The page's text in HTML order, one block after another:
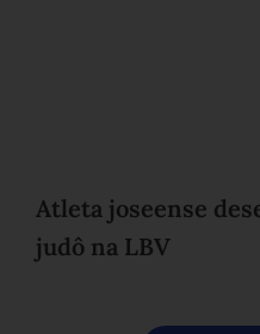
Atleta joseense
judô na LBV